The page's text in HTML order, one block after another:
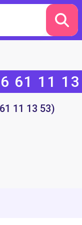
61 11
11 13 53)